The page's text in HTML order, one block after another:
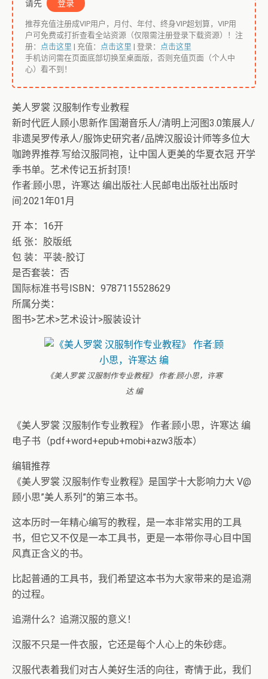
请先
登录
推荐充值注册成VIP用户，月付、年付、终身VIP超划算，VIP用
户可免费或打折查看全站资源（仅限需注册登录下载资源）！注
册：
点击这里 | 充值： 点击这里 | 登录：
点击这里
手机访问需在页面底部切换至桌面版，否则充值页面（个人中
心）看不到！
美人罗裳 汉服制作专业教程
新时代匠人顾小思新作.国潮音乐人/清明上河图3.0策展人/
非遗吴罗传承人/服饰史研究者/品牌汉服设计师等多位大
咖跨界推荐.写给汉服同袍，让中国人更美的华夏衣冠 开学
季书单。艺术传记五折封顶！
作者:顾小思，许寒达 编出版社:人民邮电出版社出版时
间:2021年01月
开 本：16开
纸 张：胶版纸
包 装：平装-胶订
是否套装：否
国际标准书号ISBN：9787115528629
所属分类：
图书>艺术>艺术设计>服装设计
《美人罗裳 汉服制作专业教程》 作者:顾小思，许寒
达 编
《美人罗裳 汉服制作专业教程》 作者:顾小思，许寒达 编
电子书（pdf+word+epub+mobi+azw3版本）
编辑推荐
《美人罗裳 汉服制作专业教程》是国学十大影响力大 V@
顾小思”美人系列”的第三本书。
这本历时一年精心编写的教程，是一本非常实用的工具
书，但它又不仅是一本工具书，更是一本带你寻心目中国
风真正含义的书。
比起普通的工具书，我们希望这本书为大家带来的是追溯
的过程。
追溯什么？追溯汉服的意义！
汉服不只是一件衣服，它还是每个人心上的朱砂痣。
汉服代表着我们对古人美好生活的向往，寄情于此，我们